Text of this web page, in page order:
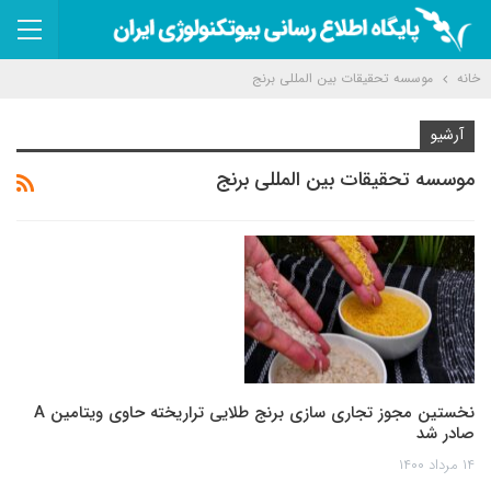
خانه موسسه تحقیقات بین المللی برنج
آرشیو
موسسه تحقیقات بین المللی برنج
نخستین مجوز تجاری سازی برنج طلایی تراریخته حاوی ویتامین A
صادر شد
۱۴ مرداد ۱۴۰۰